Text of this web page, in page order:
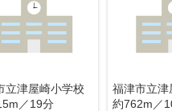
立津屋崎小学校
／19分
福津市立津
約762m／